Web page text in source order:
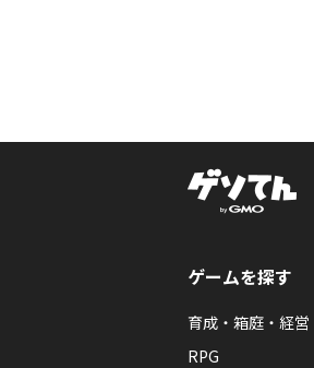
ゲームを探す
育成・箱庭・経営
RPG